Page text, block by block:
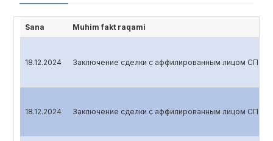
Sana Muhim fakt raqami
18.12.2024 Заключение сделки с аффилированным лицом СП
18.12.2024 Заключение сделки с аффилированным лицом СП